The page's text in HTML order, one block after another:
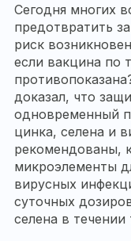
Сегодня многих
предотвратить
риск
если вакцина по
доказал, что
одновременный
цинка, селена и
рекомендованы,
микроэлементы
вирусных
суточных
селена в течении